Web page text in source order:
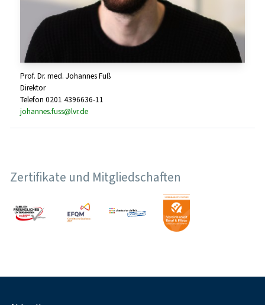
Prof. Dr. med. Johannes Fuß
Direktor
Telefon 0201 4396636-11
johannes.fuss@lvr.de
Zertifikate und Mitgliedschaften